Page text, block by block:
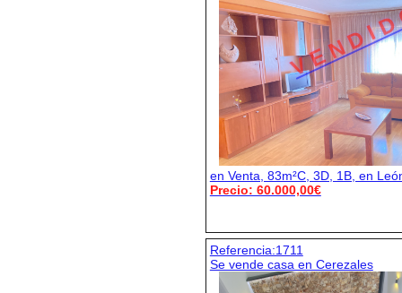
V E N D I
en Venta, 83m²C, 3D, 1B, en
Precio: 60.000,00€
Referencia:1711
Se vende casa en Cerezales